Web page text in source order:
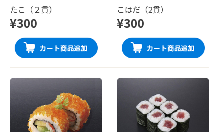
たこ（２貫）
¥300
カート商品追加
こはだ（2貫）
¥300
カート商品追加